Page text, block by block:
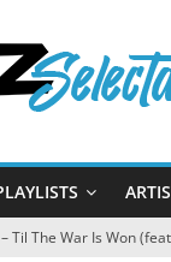
Til The War Is Won